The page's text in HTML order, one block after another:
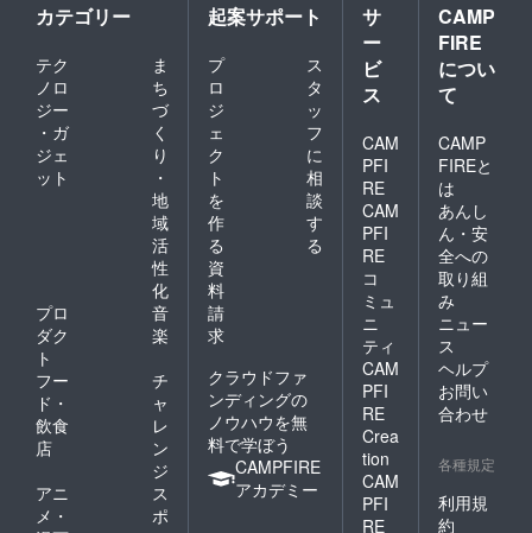
カテゴリー
テク
ノロ
ジー
・ガ
ジェ
ット
ま
ち
づ
く
り
・
地
域
活
性
化
プロ
ダク
ト
音
楽
フー
ド・
飲食
店
チ
ャ
レ
ン
ジ
アニ
メ・
ス
ポ
起案サポート
プ
ロ
ジ
ェ
ク
ト
を
作
る
ス
タ
ッ
フ
に
相
談
す
る
資
料
請
求
クラウドファ
ンディングの
ノウハウを無
料で学ぼう
CAMPFIRE
アカデミー
サ
ー
ビ
ス
CAM
PFI
RE
CAM
PFI
RE
コ
ミュ
ニ
ティ
CAM
PFI
RE
Crea
tion
CAM
PFI
RE
CAMP
FIRE
につい
て
CAMP
FIREと
は
あんし
ん・安
全への
取り組
み
ニュー
ス
ヘルプ
お問い
合わせ
各種規定
利用規
約